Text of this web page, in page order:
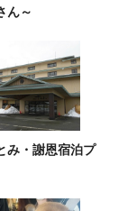
ん～
み・謝恩宿泊プ